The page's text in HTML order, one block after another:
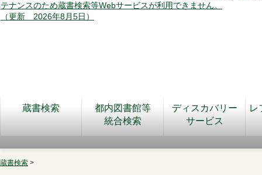
テナンスのため蔵書検索等Webサービスが利用できません。
（更新 2026年8月5日）
蔵書検索
都内図書館等
統合検索
ディスカバリー
サービス
レ
蔵書検索 >